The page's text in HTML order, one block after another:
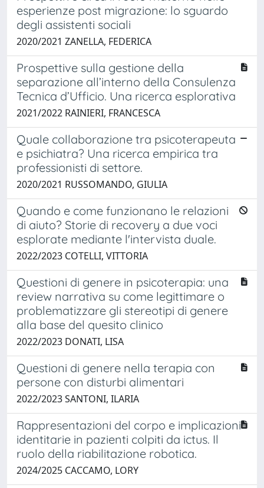
esperienze post migrazione: lo sguardo
degli assistenti sociali
2020/2021 ZANELLA, FEDERICA
Prospettive sulla gestione della
separazione all’interno della Consulenza
Tecnica d’Ufficio. Una ricerca esplorativa
2021/2022 RAINIERI, FRANCESCA
Quale collaborazione tra psicoterapeuta
e psichiatra? Una ricerca empirica tra
professionisti di settore.
2020/2021 RUSSOMANDO, GIULIA
Quando e come funzionano le relazioni
di aiuto? Storie di recovery a due voci
esplorate mediante l'intervista duale.
2022/2023 COTELLI, VITTORIA
Questioni di genere in psicoterapia: una
review narrativa su come legittimare o
problematizzare gli stereotipi di genere
alla base del quesito clinico
2022/2023 DONATI, LISA
Questioni di genere nella terapia con
persone con disturbi alimentari
2022/2023 SANTONI, ILARIA
Rappresentazioni del corpo e implicazioni
identitarie in pazienti colpiti da ictus. Il
ruolo della riabilitazione robotica.
2024/2025 CACCAMO, LORY